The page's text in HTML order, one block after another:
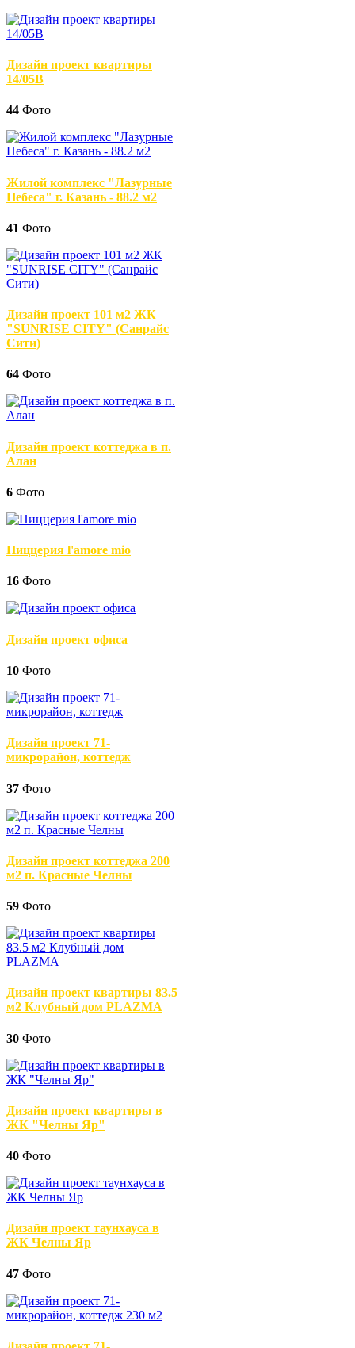
Дизайн проект квартиры
14/05В
44 Фото
Жилой комплекс "Лазурные
Небеса" г. Казань - 88.2 м2
41 Фото
Дизайн проект 101 м2 ЖК
"SUNRISE CITY" (Санрайс
Сити)
64 Фото
Дизайн проект коттеджа в п.
Алан
6 Фото
Пиццерия l'amore mio
16 Фото
Дизайн проект офиса
10 Фото
Дизайн проект 71-
микрорайон, коттедж
37 Фото
Дизайн проект коттеджа 200
м2 п. Красные Челны
59 Фото
Дизайн проект квартиры 83.5
м2 Клубный дом PLAZMA
30 Фото
Дизайн проект квартиры в
ЖК "Челны Яр"
40 Фото
Дизайн проект таунхауса в
ЖК Челны Яр
47 Фото